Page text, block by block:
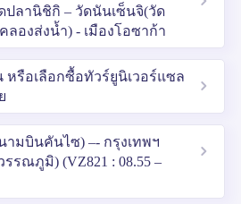
ลานิชิกิ – วัดนันเซ็นจิ(วัด
ลองส่งน้ำ) - เมืองโอซาก้า
หรือเลือกซื้อทัวร์ยูนิเวอร์แซล
ามบินคันไซ) –- กรุงเทพฯ
รณภูมิ) (VZ821 : 08.55 –